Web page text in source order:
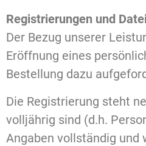
Registrierungen und
Der Bezug unserer
Eröffnung eines
Bestellung dazu
Die Registrierung steht
volljährig sind (d.h.
Angaben vollständig und